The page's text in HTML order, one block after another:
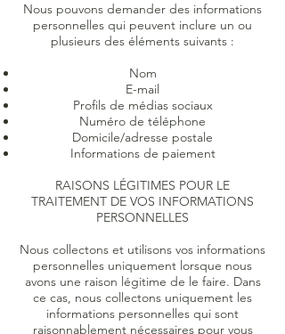
Nous pouvons demander des informations
personnelles qui peuvent inclure un ou
plusieurs des éléments suivants :
Nom
E-mail
Profils de médias sociaux
Numéro de téléphone
Domicile/adresse postale
Informations de paiement
RAISONS LÉGITIMES POUR LE
TRAITEMENT DE VOS INFORMATIONS
PERSONNELLES
Nous collectons et utilisons vos informations
personnelles uniquement lorsque nous
avons une raison légitime de le faire. Dans
ce cas, nous collectons uniquement les
informations personnelles qui sont
raisonnablement nécessaires pour vous